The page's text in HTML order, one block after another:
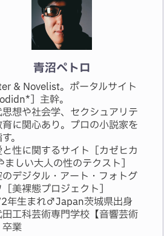
青沼ペトロ
& Novelist。ポータルサイト
］主幹。
想や社会学、セクシュアリテ
育に関心あり。プロの小説家を
。
性に関するサイト［カゼヒカ
ましい大人の性のテクスト］
のデジタル・アート・フォトグ
美裸態プロジェクト］
年生まれ♂Japan茨城県出身
田工科芸術専門学校【音響芸術
業